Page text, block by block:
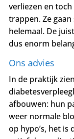
verliezen en
trappen. Ze
helemaal. De
dus enorm
Ons advies
In de praktijk
afbouwen: hun
weer normale
op hypo’s, het is